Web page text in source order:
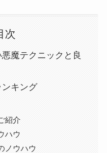
次
魔テクニックと良
キング
紹介
ハウ
ノウハウ